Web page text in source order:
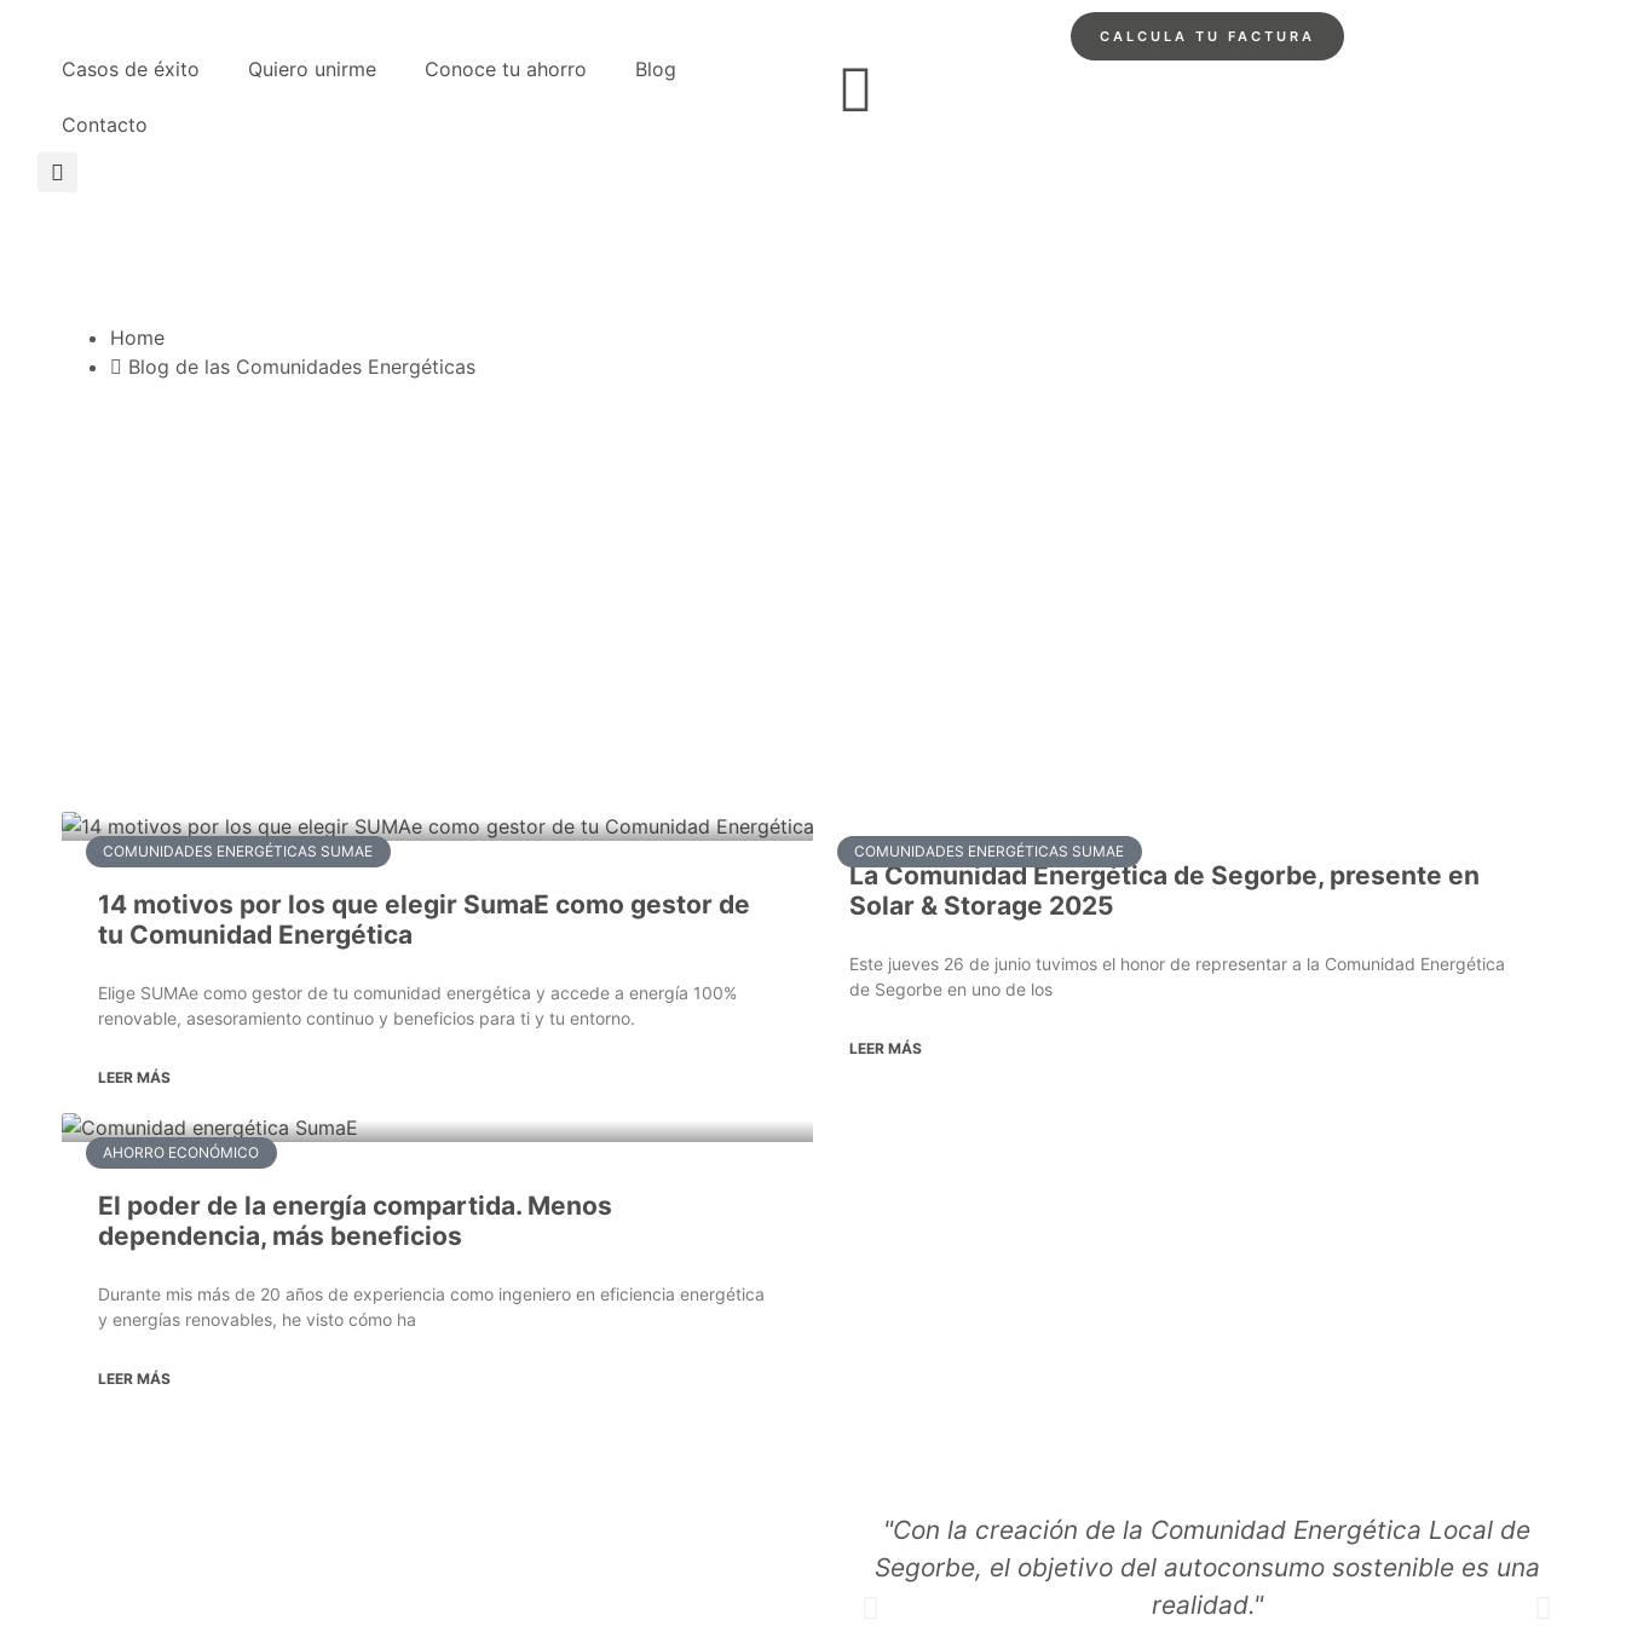
Casos de éxito Quiero unirme Conoce tu ahorro Blog
Contacto
CALCULA TU FACTURA
Home
Blog de las Comunidades Energéticas
COMUNIDADES ENERGÉTICAS SUMAE
14 motivos por los que elegir SumaE como gestor de
tu Comunidad Energética
Elige SUMAe como gestor de tu comunidad energética y accede a energía 100%
renovable, asesoramiento continuo y beneficios para ti y tu entorno.
LEER MÁS
COMUNIDADES ENERGÉTICAS SUMAE
La Comunidad Energética de Segorbe, presente en
Solar & Storage 2025
Este jueves 26 de junio tuvimos el honor de representar a la Comunidad Energética
de Segorbe en uno de los
LEER MÁS
AHORRO ECONÓMICO
El poder de la energía compartida. Menos
dependencia, más beneficios
Durante mis más de 20 años de experiencia como ingeniero en eficiencia energética
y energías renovables, he visto cómo ha
LEER MÁS
"Con la creación de la Comunidad Energética Local de
Segorbe, el objetivo del autoconsumo sostenible es una
realidad."